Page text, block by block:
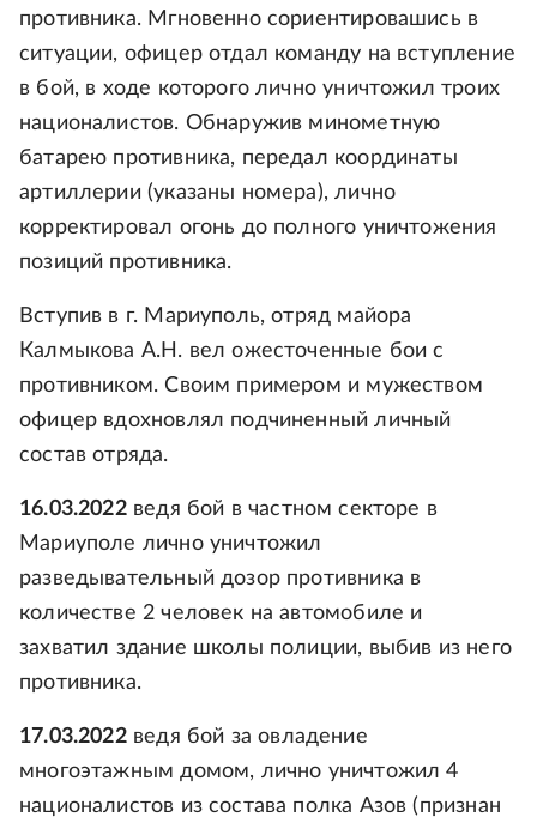
противника. Мгновенно сориентировашись в
ситуации, офицер отдал команду на вступление
в бой, в ходе которого лично уничтожил троих
националистов. Обнаружив минометную
батарею противника, передал координаты
артиллерии (указаны номера), лично
корректировал огонь до полного уничтожения
позиций противника.
Вступив в г. Мариуполь, отряд майора
Калмыкова А.Н. вел ожесточенные бои с
противником. Своим примером и мужеством
офицер вдохновлял подчиненный личный
состав отряда.
16.03.2022ведя бой в частном секторе в
Мариуполе лично уничтожил
разведывательный дозор противника в
количестве 2 человек на автомобиле и
захватил здание школы полиции, выбив из него
противника.
17.03.2022ведя бой за овладение
многоэтажным домом, лично уничтожил 4
националистов из состава полка Азов (признан